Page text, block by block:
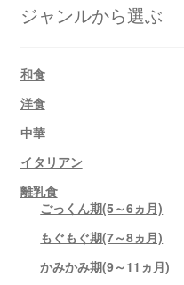
ジャンルから選ぶ
和食
洋食
中華
イタリアン
離乳食
ごっくん期(5～6ヵ月)
もぐもぐ期(7～8ヵ月)
かみかみ期(9～11ヵ月)